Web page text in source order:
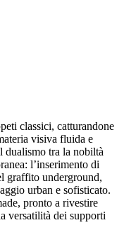
classici, catturandone
visiva fluida e
dualismo tra la nobiltà
l’inserimento di
graffito underground,
urban e sofisticato.
pronto a rivestire
versatilità dei supporti